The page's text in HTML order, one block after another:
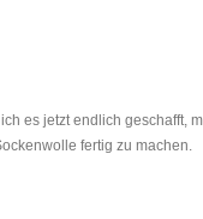
es jetzt endlich geschafft,
fertig zu machen.